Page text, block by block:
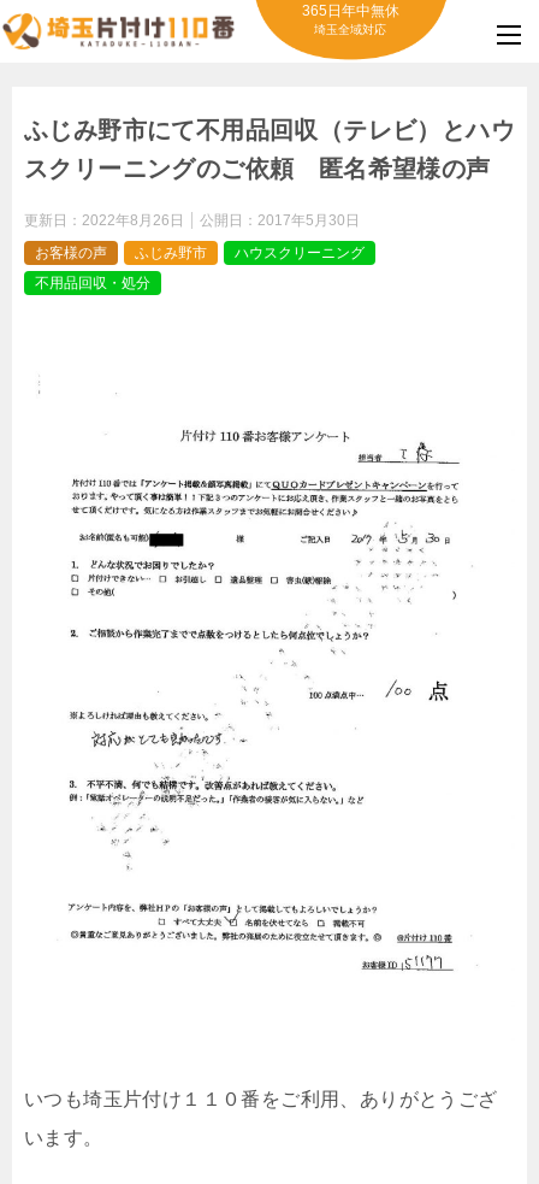
365日年中無休
埼玉全域対応
ふじみ野市にて不用品回収（テレビ）とハウ
スクリーニングのご依頼 匿名希望様の声
更新日： 2022年8月26日 公開日： 2017年5月30日
お客様の声
ふじみ野市
ハウスクリーニング
不用品回収・処分
いつも埼玉片付け１１０番をご利用、ありがとうござ
います。